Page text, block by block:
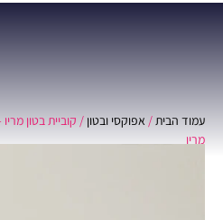
עמוד הבית/ אפוקסי ובטון / קוביית בטון
מריו